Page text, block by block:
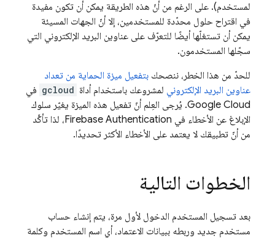
لمستخدم). على الرغم من أنّ هذه الطريقة يمكن أن تكون مفيدة
في اقتراح حلول محدّدة للمستخدمين، إلا أنّ الجهات المسيئة
يمكن أن تستغلّها أيضًا للتعرّف على عناوين البريد الإلكتروني التي
سجّلها المستخدمون.
للحدّ من هذا الخطر، ننصحك بتفعيل ميزة الحماية من تعداد
عناوين البريد الإلكتروني لمشروعك باستخدام أداة gcloud في
Google Cloud. يُرجى العِلم أنّ تفعيل هذه الميزة يغيّر سلوك
الإبلاغ عن الأخطاء في Firebase Authentication، لذا تأكَّد
من أنّ تطبيقك لا يعتمد على الأخطاء الأكثر تحديدًا.
الخطوات التالية
بعد تسجيل المستخدم الدخول لأول مرة، يتم إنشاء حساب
مستخدم جديد وربطه ببيانات الاعتماد، أي اسم المستخدم وكلمة